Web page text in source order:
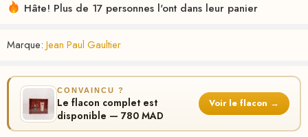
Hâte! Plus de 17 personnes l'ont dans leur panier
Marque: Jean Paul Gaultier
CONVAINCU ?
Le flacon complet est
disponible — 780 MAD
Voir le flacon →